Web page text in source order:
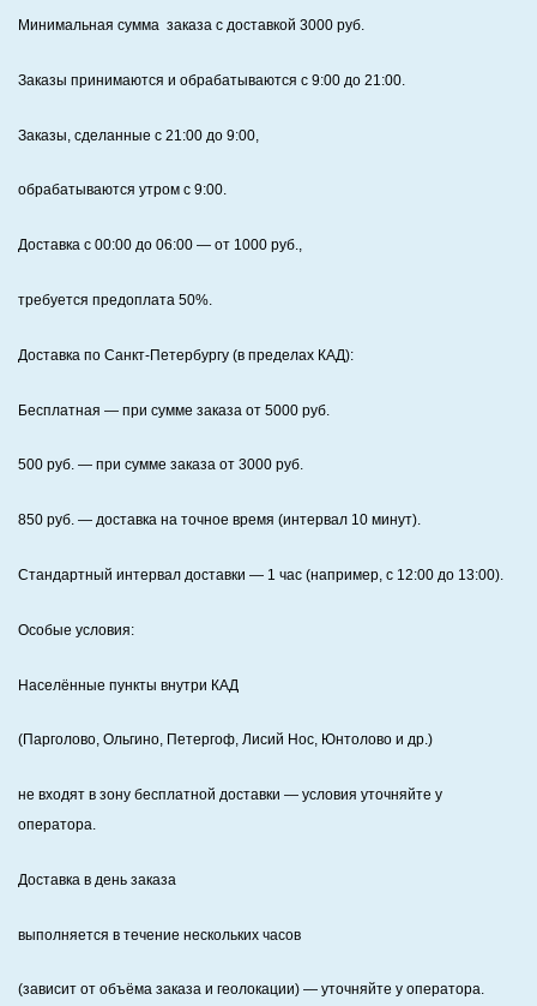
Минимальная сумма заказа с доставкой 3000 руб.
Заказы принимаются и обрабатываются с 9:00 до 21:00.
Заказы, сделанные с 21:00 до 9:00,
обрабатываются утром с 9:00.
Доставка с 00:00 до 06:00 — от 1000 руб.,
требуется предоплата 50%.
Доставка по Санкт‑Петербургу (в пределах КАД):
Бесплатная — при сумме заказа от 5000 руб.
500 руб. — при сумме заказа от 3000 руб.
850 руб. — доставка на точное время (интервал 10 минут).
Стандартный интервал доставки — 1 час (например, с 12:00 до 13:00).
Особые условия:
Населённые пункты внутри КАД
(Парголово, Ольгино, Петергоф, Лисий Нос, Юнтолово и др.)
не входят в зону бесплатной доставки — условия уточняйте у
оператора.
Доставка в день заказа
выполняется в течение нескольких часов
(зависит от объёма заказа и геолокации) — уточняйте у оператора.